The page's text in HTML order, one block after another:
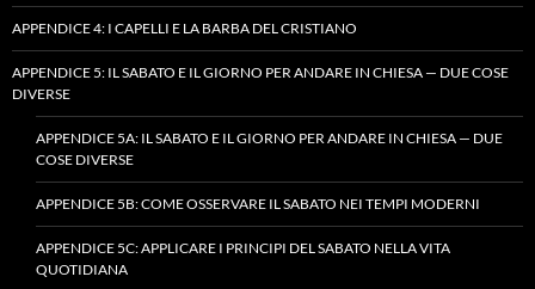
APPENDICE 4: I CAPELLI E LA BARBA DEL CRISTIANO
APPENDICE 5: IL SABATO E IL GIORNO PER ANDARE IN CHIESA — DUE COSE
DIVERSE
APPENDICE 5A: IL SABATO E IL GIORNO PER ANDARE IN CHIESA — DUE
COSE DIVERSE
APPENDICE 5B: COME OSSERVARE IL SABATO NEI TEMPI MODERNI
APPENDICE 5C: APPLICARE I PRINCIPI DEL SABATO NELLA VITA
QUOTIDIANA